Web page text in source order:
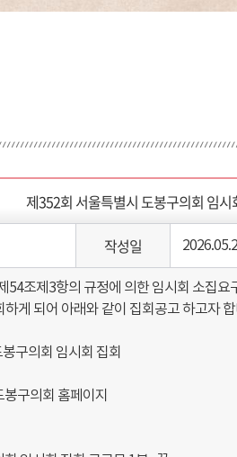
제352회 서울특별시 도봉구의회 임
작성일
54조제3항의 규정에 의한 임시회 소집요
하게 되어 아래와 같이 집회공고 하고자
구의회 임시회 집회
구의회 홈페이지